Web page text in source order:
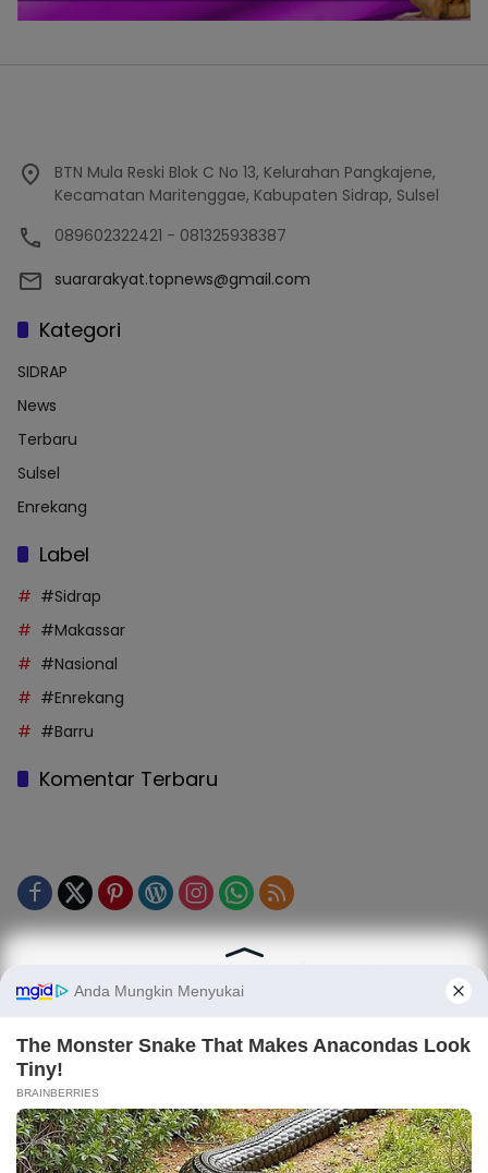
BTN Mula Reski Blok C No 13, Kelurahan Pangkajene,
Kecamatan Maritenggae, Kabupaten Sidrap, Sulsel
089602322421 - 081325938387
suararakyat.topnews@gmail.com
Kategori
SIDRAP
News
Terbaru
Sulsel
Enrekang
Label
#Sidrap
#Makassar
#Nasional
#Enrekang
#Barru
Komentar Terbaru
SOP Perlindungan Jurnalis
Kode Etik Jurnalistik (KEJ)
Pedoman Media Siber (PMS)
Kode Etik Redaksi / Perusahaan PT TOP MEDIA MANDIRI
Disclaimer
Privacy Policy
Copy Right 2025 | PT. TOP MEDIA MANDIRI